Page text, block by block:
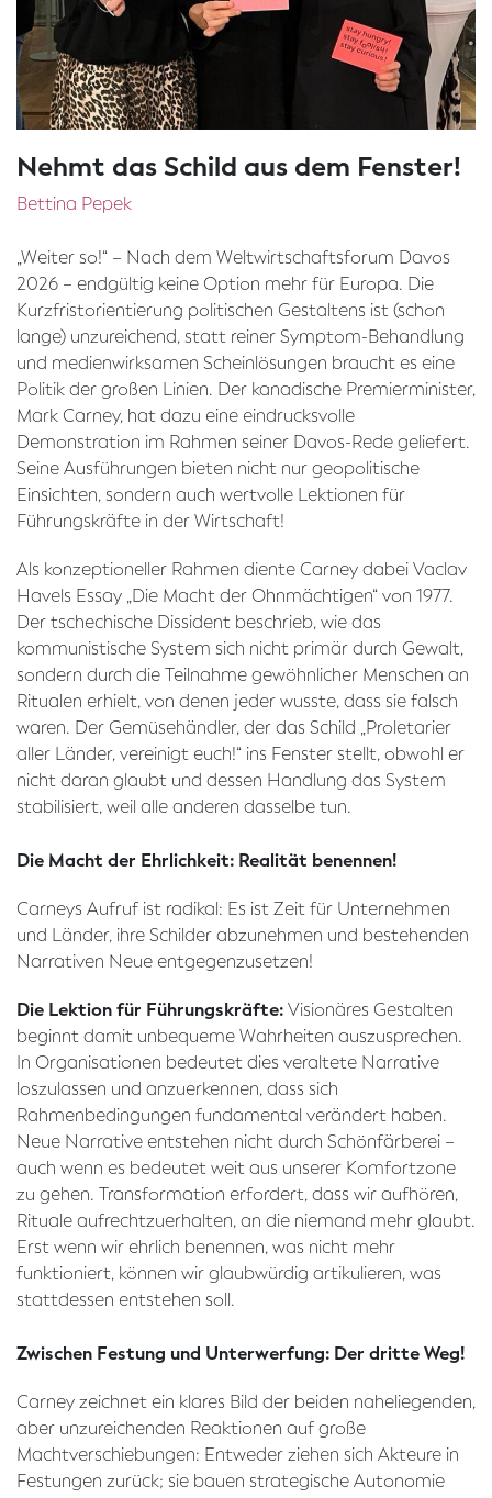
Nehmt das Schild aus dem Fenster!
Bettina Pepek
„Weiter so!“ – Nach dem Weltwirtschaftsforum Davos
2026 – endgültig keine Option mehr für Europa. Die
Kurzfristorientierung politischen Gestaltens ist (schon
lange) unzureichend, statt reiner Symptom-Behandlung
und medienwirksamen Scheinlösungen braucht es eine
Politik der großen Linien. Der kanadische Premierminister,
Mark Carney, hat dazu eine eindrucksvolle
Demonstration im Rahmen seiner Davos-Rede geliefert.
Seine Ausführungen bieten nicht nur geopolitische
Einsichten, sondern auch wertvolle Lektionen für
Führungskräfte in der Wirtschaft!
Als konzeptioneller Rahmen diente Carney dabei Vaclav
Havels Essay „Die Macht der Ohnmächtigen“ von 1977.
Der tschechische Dissident beschrieb, wie das
kommunistische System sich nicht primär durch Gewalt,
sondern durch die Teilnahme gewöhnlicher Menschen an
Ritualen erhielt, von denen jeder wusste, dass sie falsch
waren. Der Gemüsehändler, der das Schild „Proletarier
aller Länder, vereinigt euch!“ ins Fenster stellt, obwohl er
nicht daran glaubt und dessen Handlung das System
stabilisiert, weil alle anderen dasselbe tun.
Die Macht der Ehrlichkeit: Realität benennen!
Carneys Aufruf ist radikal: Es ist Zeit für Unternehmen
und Länder, ihre Schilder abzunehmen und bestehenden
Narrativen Neue entgegenzusetzen!
Die Lektion für Führungskräfte:Visionäres Gestalten
beginnt damit unbequeme Wahrheiten auszusprechen.
In Organisationen bedeutet dies veraltete Narrative
loszulassen und anzuerkennen, dass sich
Rahmenbedingungen fundamental verändert haben.
Neue Narrative entstehen nicht durch Schönfärberei –
auch wenn es bedeutet weit aus unserer Komfortzone
zu gehen. Transformation erfordert, dass wir aufhören,
Rituale aufrechtzuerhalten, an die niemand mehr glaubt.
Erst wenn wir ehrlich benennen, was nicht mehr
funktioniert, können wir glaubwürdig artikulieren, was
stattdessen entstehen soll.
Zwischen Festung und Unterwerfung: Der dritte Weg!
Carney zeichnet ein klares Bild der beiden naheliegenden,
aber unzureichenden Reaktionen auf große
Machtverschiebungen: Entweder ziehen sich Akteure in
Festungen zurück; sie bauen strategische Autonomie